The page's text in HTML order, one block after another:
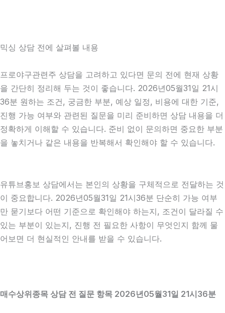
믹싱 상담 전에 살펴볼 내용
프로야구관련주 상담을 고려하고 있다면 문의 전에 현재 상황
을 간단히 정리해 두는 것이 좋습니다. 2026년05월31일 21시
36분 원하는 조건, 궁금한 부분, 예상 일정, 비용에 대한 기준,
진행 가능 여부와 관련된 질문을 미리 준비하면 상담 내용을 더
정확하게 이해할 수 있습니다. 준비 없이 문의하면 중요한 부분
을 놓치거나 같은 내용을 반복해서 확인해야 할 수 있습니다.
유튜브홍보 상담에서는 본인의 상황을 구체적으로 전달하는 것
이 중요합니다. 2026년05월31일 21시36분 단순히 가능 여부
만 묻기보다 어떤 기준으로 확인해야 하는지, 조건이 달라질 수
있는 부분이 있는지, 진행 전 필요한 사항이 무엇인지 함께 물
어보면 더 현실적인 안내를 받을 수 있습니다.
매수상위종목 상담 전 질문 항목 2026년05월31일 21시36분